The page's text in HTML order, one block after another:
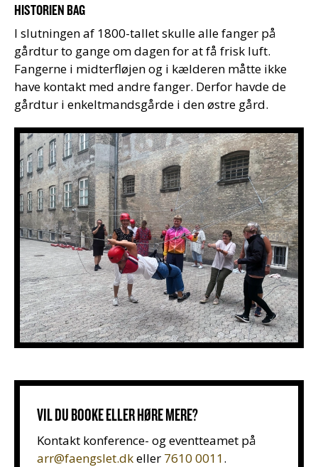
HISTORIEN BAG
I slutningen af 1800-tallet skulle alle fanger på
gårdtur to gange om dagen for at få frisk luft.
Fangerne i midterfløjen og i kælderen måtte ikke
have kontakt med andre fanger. Derfor havde de
gårdtur i enkeltmandsgårde i den østre gård.
VIL DU BOOKE ELLER HØRE MERE?
Kontakt konference- og eventteamet på
arr@faengslet.dkeller 7610 0011.